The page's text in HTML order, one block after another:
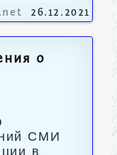
26.12.2021
о
СМИ
в